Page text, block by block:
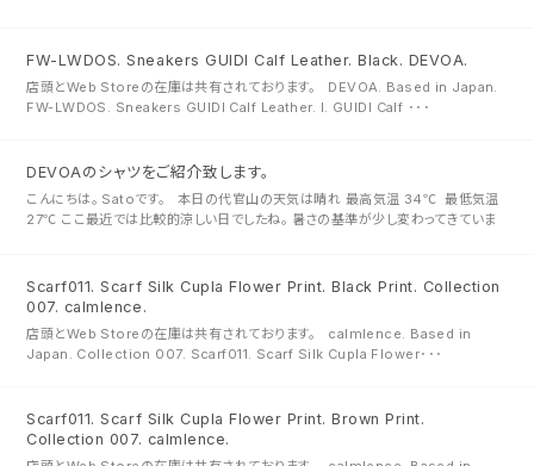
FW-LWDOS. Sneakers GUIDI Calf Leather. Black. DEVOA.
店頭とWeb Storeの在庫は共有されております。 DEVOA. Based in Japan.
FW-LWDOS. Sneakers GUIDI Calf Leather. I. GUIDI Calf ･･･
DEVOAのシャツをご紹介致します。
こんにちは。 Satoです。 本日の代官山の天気は晴れ 最高気温 34℃ 最低気温
27℃ ここ最近では比較的涼しい日でしたね。 暑さの基準が少し変わってきていま
Scarf011. Scarf Silk Cupla Flower Print. Black Print. Collection
007. calmlence.
店頭とWeb Storeの在庫は共有されております。 calmlence. Based in
Japan. Collection 007. Scarf011. Scarf Silk Cupla Flower･･･
Scarf011. Scarf Silk Cupla Flower Print. Brown Print.
Collection 007. calmlence.